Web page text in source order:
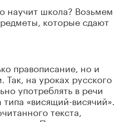
научит школа? Возьмем
которые сдают
правописание, но и
Так, на уроках русского
употреблять в речи
«висящий-висячий».
текста,